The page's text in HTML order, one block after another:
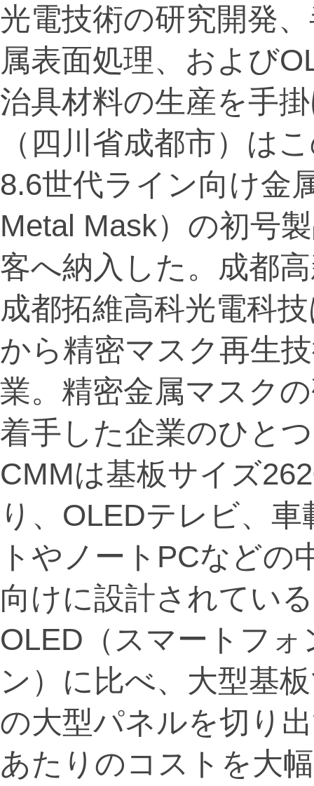
光電技術の研究開発
属表面処理、および
治具材料の生産を手
（四川省成都市）は
8.6世代ライン向け金
Metal Mask）の初号
客へ納入した。成都
成都拓維高科光電科
から精密マスク再生
業。精密金属マスク
着手した企業のひと
CMMは基板サイズ
り、OLEDテレビ、
トやノートPCなど
向けに設計されてい
OLED（スマートフ
ン）に比べ、大型基
の大型パネルを切り
あたりのコストを大